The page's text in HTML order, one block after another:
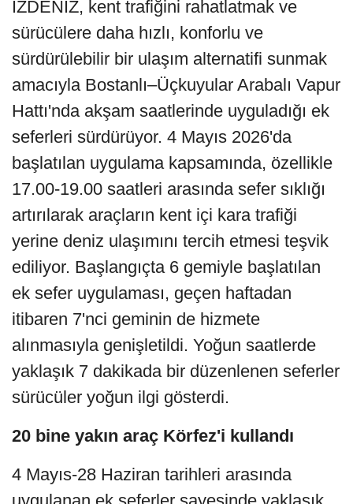
İZDENİZ, kent trafiğini rahatlatmak ve
sürücülere daha hızlı, konforlu ve
sürdürülebilir bir ulaşım alternatifi sunmak
amacıyla Bostanlı–Üçkuyular Arabalı Vapur
Hattı'nda akşam saatlerinde uyguladığı ek
seferleri sürdürüyor. 4 Mayıs 2026'da
başlatılan uygulama kapsamında, özellikle
17.00-19.00 saatleri arasında sefer sıklığı
artırılarak araçların kent içi kara trafiği
yerine deniz ulaşımını tercih etmesi teşvik
ediliyor. Başlangıçta 6 gemiyle başlatılan
ek sefer uygulaması, geçen haftadan
itibaren 7'nci geminin de hizmete
alınmasıyla genişletildi. Yoğun saatlerde
yaklaşık 7 dakikada bir düzenlenen seferler
sürücüler yoğun ilgi gösterdi.
20 bine yakın araç Körfez'i kullandı
4 Mayıs-28 Haziran tarihleri arasında